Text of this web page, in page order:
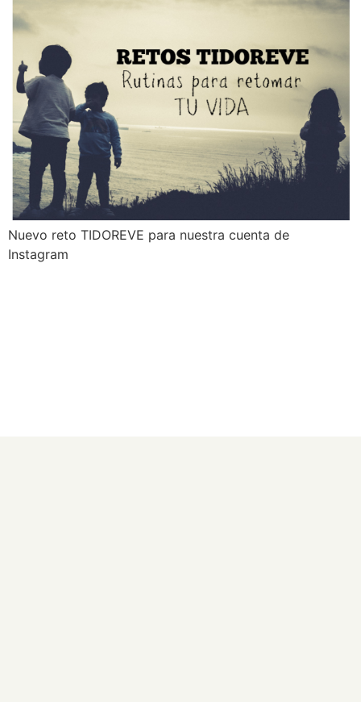
Nuevo reto TIDOREVE para nuestra cuenta de
Instagram